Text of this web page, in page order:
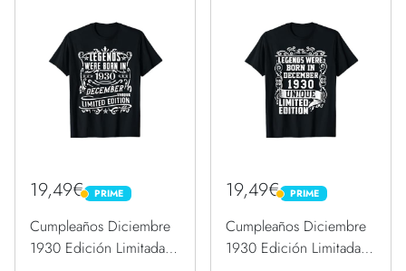
19,49€ PRIME
PRIME
Cumpleaños Diciembre
1930 Edición Limitada
19,49€ PRIME
PRIME
Cumpleaños Diciembre
1930 Edición Limitada